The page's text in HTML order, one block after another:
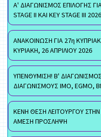
Α' ΔΙΑΓΩΝΙΣΜΟΣ ΕΠΙΛΟΓΗΣ
STAGE II ΚΑΙ KEY STAGE III 2026
ΑΝΑΚΟΙΝΩΣΗ ΓΙΑ 27η
ΚΥΡΙΑΚΗ, 26 ΑΠΡΙΛΙΟΥ 2026
ΥΠΕΝΘΥΜΙΣΗ! Β'
ΔΙΑΓΩΝΙΣΜΟΥΣ ΙΜΟ, EGMO,
ΚΕΝΗ ΘΕΣΗ ΛΕΙΤΟΥΡΓΟΥ
ΑΜΕΣΗ ΠΡΟΣΛΗΨΗ